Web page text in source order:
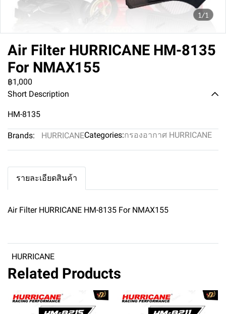
1/1
Air Filter HURRICANE HM-8135
For NMAX155
฿1,000
Short Description
HM-8135
Brands: HURRICANECategories:กรองอากาศ HURRICANE
รายละเอียดสินค้า
Air Filter HURRICANE HM-8135 For NMAX155
HURRICANE
Related Products